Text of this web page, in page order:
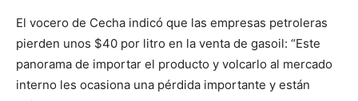
El vocero de Cecha indicó que las empresas petroleras
pierden unos $40 por litro en la venta de gasoil: “Este
panorama de importar el producto y volcarlo al mercado
interno les ocasiona una pérdida importante y están